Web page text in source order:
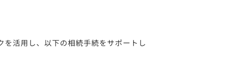
活用し、以下の相続手続をサポートし